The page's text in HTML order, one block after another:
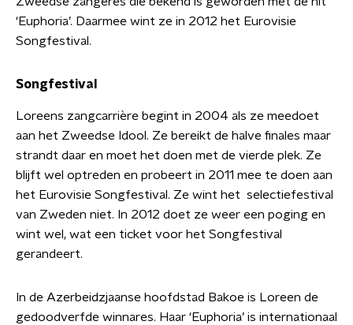
‘Euphoria’. Daarmee wint ze in 2012 het Eurovisie
Songfestival.
Songfestival
Loreens zangcarrière begint in 2004 als ze meedoet
aan het Zweedse Idool. Ze bereikt de halve finales maar
strandt daar en moet het doen met de vierde plek. Ze
blijft wel optreden en probeert in 2011 mee te doen aan
het Eurovisie Songfestival. Ze wint het selectiefestival
van Zweden niet. In 2012 doet ze weer een poging en
wint wel, wat een ticket voor het Songfestival
gerandeert.
In de Azerbeidzjaanse hoofdstad Bakoe is Loreen de
gedoodverfde winnares. Haar ‘Euphoria’ is internationaal